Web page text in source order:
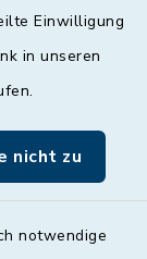
Einwilligung
in unseren
nicht zu
notwendige